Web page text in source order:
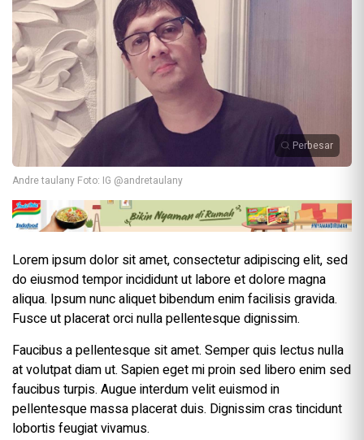
Perbesar
Andre taulany Foto: IG @andretaulany
Lorem ipsum dolor sit amet, consectetur adipiscing elit, sed
do eiusmod tempor incididunt ut labore et dolore magna
aliqua. Ipsum nunc aliquet bibendum enim facilisis gravida.
Fusce ut placerat orci nulla pellentesque dignissim.
Faucibus a pellentesque sit amet. Semper quis lectus nulla
at volutpat diam ut. Sapien eget mi proin sed libero enim sed
faucibus turpis. Augue interdum velit euismod in
pellentesque massa placerat duis. Dignissim cras tincidunt
lobortis feugiat vivamus.